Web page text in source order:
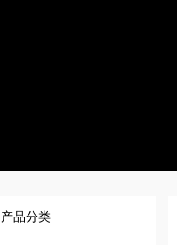
产品分类